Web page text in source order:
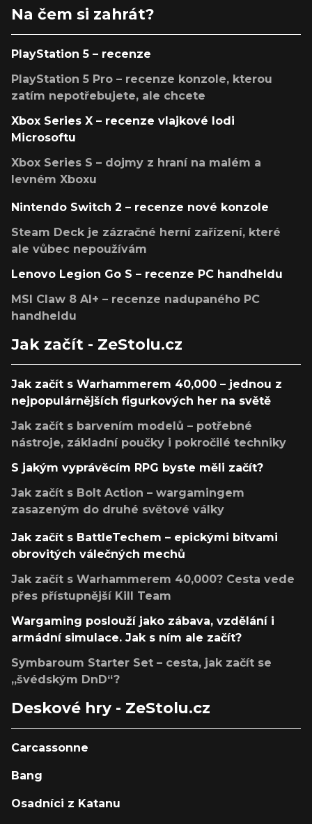
Na čem si zahrát?
PlayStation 5 – recenze
PlayStation 5 Pro – recenze konzole, kterou
zatím nepotřebujete, ale chcete
Xbox Series X – recenze vlajkové lodi
Microsoftu
Xbox Series S – dojmy z hraní na malém a
levném Xboxu
Nintendo Switch 2 – recenze nové konzole
Steam Deck je zázračné herní zařízení, které
ale vůbec nepoužívám
Lenovo Legion Go S – recenze PC handheldu
MSI Claw 8 AI+ – recenze nadupaného PC
handheldu
Jak začít - ZeStolu.cz
Jak začít s Warhammerem 40,000 – jednou z
nejpopulárnějších figurkových her na světě
Jak začít s barvením modelů – potřebné
nástroje, základní poučky i pokročilé techniky
S jakým vyprávěcím RPG byste měli začít?
Jak začít s Bolt Action – wargamingem
zasazeným do druhé světové války
Jak začít s BattleTechem – epickými bitvami
obrovitých válečných mechů
Jak začít s Warhammerem 40,000? Cesta vede
přes přístupnější Kill Team
Wargaming poslouží jako zábava, vzdělání i
armádní simulace. Jak s ním ale začít?
Symbaroum Starter Set – cesta, jak začít se
„švédským DnD“?
Deskové hry - ZeStolu.cz
Carcassonne
Bang
Osadníci z Katanu